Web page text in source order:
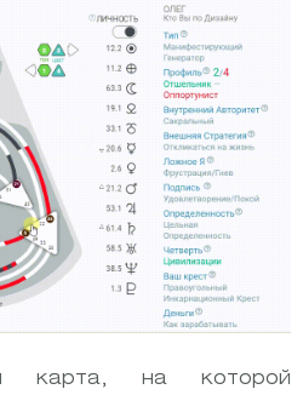
карта, на которой